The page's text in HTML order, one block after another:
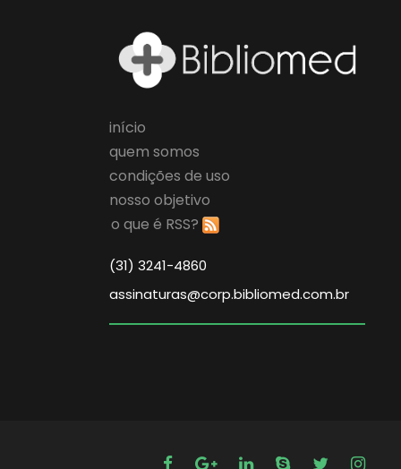
início
quem somos
condições de uso
nosso objetivo
o que é RSS?
(31) 3241-4860
assinaturas@corp.bibliomed.com.br